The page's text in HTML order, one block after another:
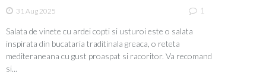
31 Aug 2025 1
Salata de vinete cu ardei copti si usturoi este o salata
inspirata din bucataria traditinala greaca, o reteta
mediteraneana cu gust proaspat si racoritor. Va recomand
si...